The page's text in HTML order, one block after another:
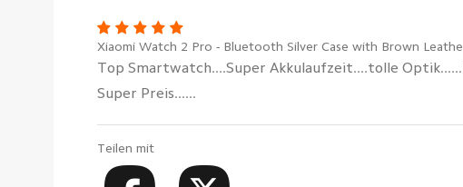
Xiaomi Watch 2 Pro - Bluetooth Silver Case with Brown
Top Smartwatch....Super Akkulaufzeit....tolle
Super Preis......
Teilen mit